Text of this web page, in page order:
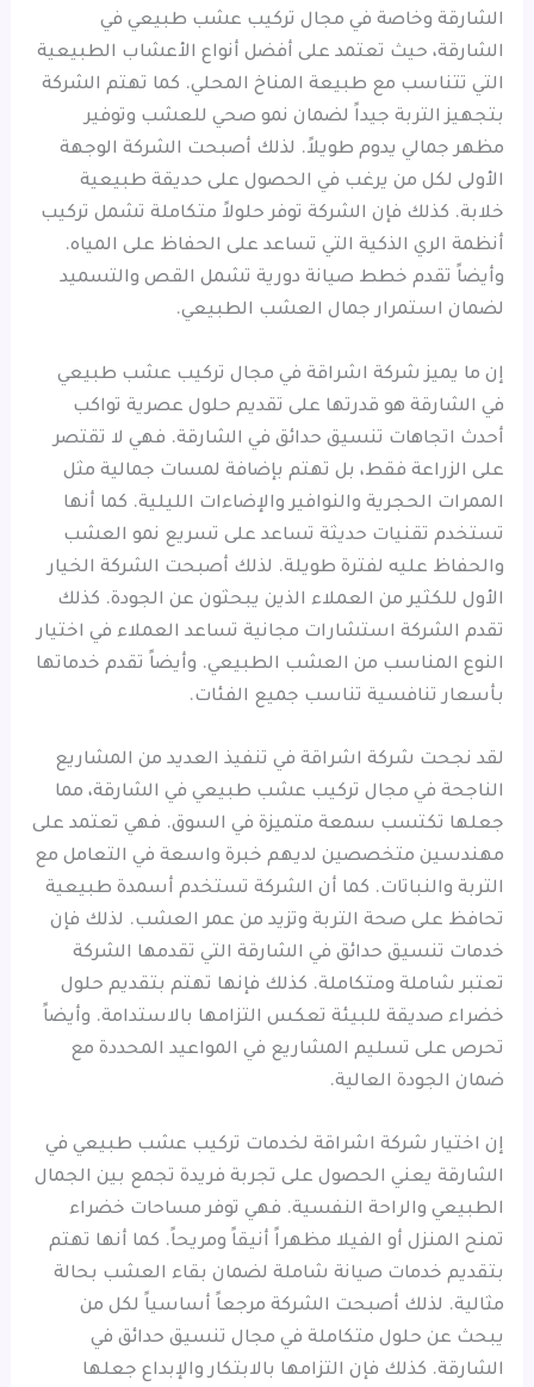
الشارقة وخاصة في مجال تركيب عشب طبيعي في
الشارقة، حيث تعتمد على أفضل أنواع الأعشاب الطبيعية
التي تتناسب مع طبيعة المناخ المحلي. كما تهتم الشركة
بتجهيز التربة جيداً لضمان نمو صحي للعشب وتوفير
مظهر جمالي يدوم طويلاً. لذلك أصبحت الشركة الوجهة
الأولى لكل من يرغب في الحصول على حديقة طبيعية
خلابة. كذلك فإن الشركة توفر حلولاً متكاملة تشمل تركيب
أنظمة الري الذكية التي تساعد على الحفاظ على المياه.
وأيضاً تقدم خطط صيانة دورية تشمل القص والتسميد
لضمان استمرار جمال العشب الطبيعي.
إن ما يميز شركة اشراقة في مجال تركيب عشب طبيعي
في الشارقة هو قدرتها على تقديم حلول عصرية تواكب
أحدث اتجاهات تنسيق حدائق في الشارقة. فهي لا تقتصر
على الزراعة فقط، بل تهتم بإضافة لمسات جمالية مثل
الممرات الحجرية والنوافير والإضاءات الليلية. كما أنها
تستخدم تقنيات حديثة تساعد على تسريع نمو العشب
والحفاظ عليه لفترة طويلة. لذلك أصبحت الشركة الخيار
الأول للكثير من العملاء الذين يبحثون عن الجودة. كذلك
تقدم الشركة استشارات مجانية تساعد العملاء في اختيار
النوع المناسب من العشب الطبيعي. وأيضاً تقدم خدماتها
بأسعار تنافسية تناسب جميع الفئات.
لقد نجحت شركة اشراقة في تنفيذ العديد من المشاريع
الناجحة في مجال تركيب عشب طبيعي في الشارقة، مما
جعلها تكتسب سمعة متميزة في السوق. فهي تعتمد على
مهندسين متخصصين لديهم خبرة واسعة في التعامل مع
التربة والنباتات. كما أن الشركة تستخدم أسمدة طبيعية
تحافظ على صحة التربة وتزيد من عمر العشب. لذلك فإن
خدمات تنسيق حدائق في الشارقة التي تقدمها الشركة
تعتبر شاملة ومتكاملة. كذلك فإنها تهتم بتقديم حلول
خضراء صديقة للبيئة تعكس التزامها بالاستدامة. وأيضاً
تحرص على تسليم المشاريع في المواعيد المحددة مع
ضمان الجودة العالية.
إن اختيار شركة اشراقة لخدمات تركيب عشب طبيعي في
الشارقة يعني الحصول على تجربة فريدة تجمع بين الجمال
الطبيعي والراحة النفسية. فهي توفر مساحات خضراء
تمنح المنزل أو الفيلا مظهراً أنيقاً ومريحاً. كما أنها تهتم
بتقديم خدمات صيانة شاملة لضمان بقاء العشب بحالة
مثالية. لذلك أصبحت الشركة مرجعاً أساسياً لكل من
يبحث عن حلول متكاملة في مجال تنسيق حدائق في
الشارقة. كذلك فإن التزامها بالابتكار والإبداع جعلها